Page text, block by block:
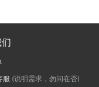
服 (说明需求，勿问在否)